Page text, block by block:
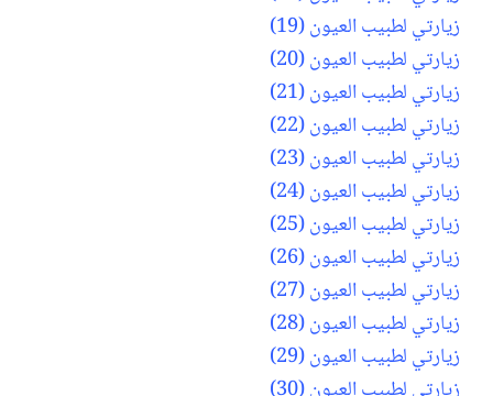
زيارتي لطبيب العيون (19)
زيارتي لطبيب العيون (20)
زيارتي لطبيب العيون (21)
زيارتي لطبيب العيون (22)
زيارتي لطبيب العيون (23)
زيارتي لطبيب العيون (24)
زيارتي لطبيب العيون (25)
زيارتي لطبيب العيون (26)
زيارتي لطبيب العيون (27)
زيارتي لطبيب العيون (28)
زيارتي لطبيب العيون (29)